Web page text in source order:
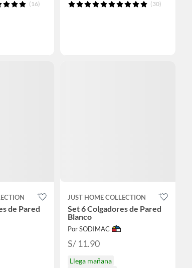
(16) (30)
de Pared
JUST HOME COLLECTION
Set 6 Colgadores de Pared
Blanco
Por SODIMAC
S/ 11.90
Llega mañana